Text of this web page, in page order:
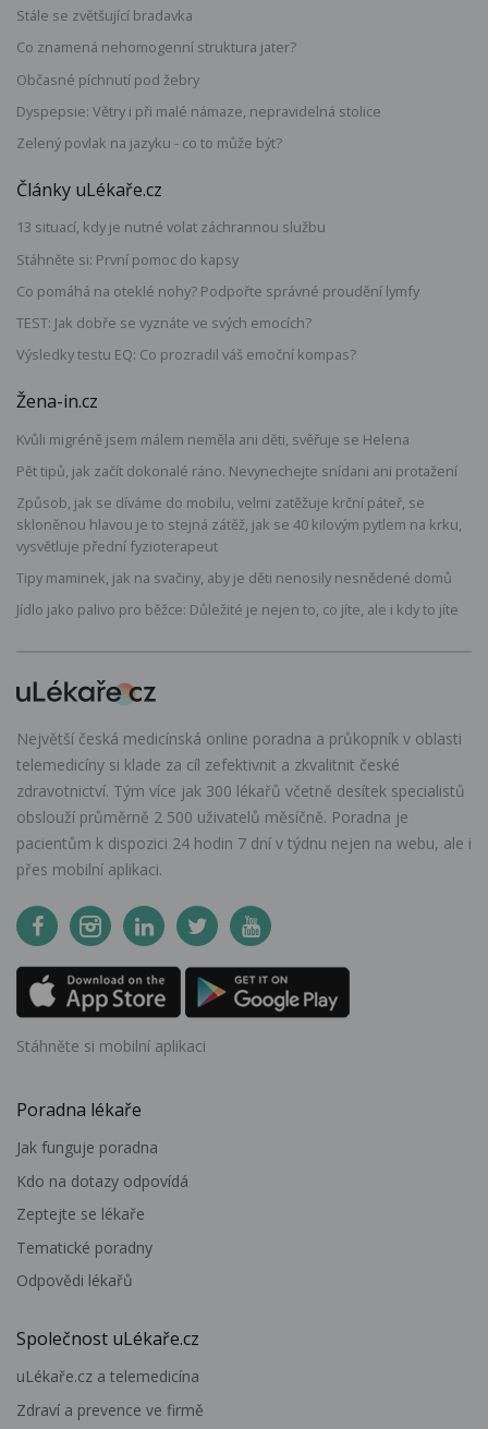
Stále se zvětšující bradavka
Co znamená nehomogenní struktura jater?
Občasné píchnutí pod žebry
Dyspepsie: Větry i při malé námaze, nepravidelná stolice
Zelený povlak na jazyku - co to může být?
Články uLékaře.cz
13 situací, kdy je nutné volat záchrannou službu
Stáhněte si: První pomoc do kapsy
Co pomáhá na oteklé nohy? Podpořte správné proudění lymfy
TEST: Jak dobře se vyznáte ve svých emocích?
Výsledky testu EQ: Co prozradil váš emoční kompas?
Žena-in.cz
Kvůli migréně jsem málem neměla ani děti, svěřuje se Helena
Pět tipů, jak začít dokonalé ráno. Nevynechejte snídani ani protažení
Způsob, jak se díváme do mobilu, velmi zatěžuje krční páteř, se
skloněnou hlavou je to stejná zátěž, jak se 40 kilovým pytlem na krku,
vysvětluje přední fyzioterapeut
Tipy maminek, jak na svačiny, aby je děti nenosily nesnědené domů
Jídlo jako palivo pro běžce: Důležité je nejen to, co jíte, ale i kdy to jíte
Největší česká medicínská online poradna a průkopník v oblasti
telemedicíny si klade za cíl zefektivnit a zkvalitnit české
zdravotnictví. Tým více jak 300 lékařů včetně desítek specialistů
obslouží průměrně 2 500 uživatelů měsíčně. Poradna je
pacientům k dispozici 24 hodin 7 dní v týdnu nejen na webu, ale i
přes mobilní aplikaci.
Stáhněte si mobilní aplikaci
Poradna lékaře
Jak funguje poradna
Kdo na dotazy odpovídá
Zeptejte se lékaře
Tematické poradny
Odpovědi lékařů
Společnost uLékaře.cz
uLékaře.cz a telemedicína
Zdraví a prevence ve firmě